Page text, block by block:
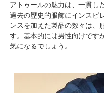
アトゥールの魅力は、一貫し
過去の歴史的服飾にインスピ
ンスを加えた製品の数々は、
す。基本的には男性向けです
気になるでしょう。